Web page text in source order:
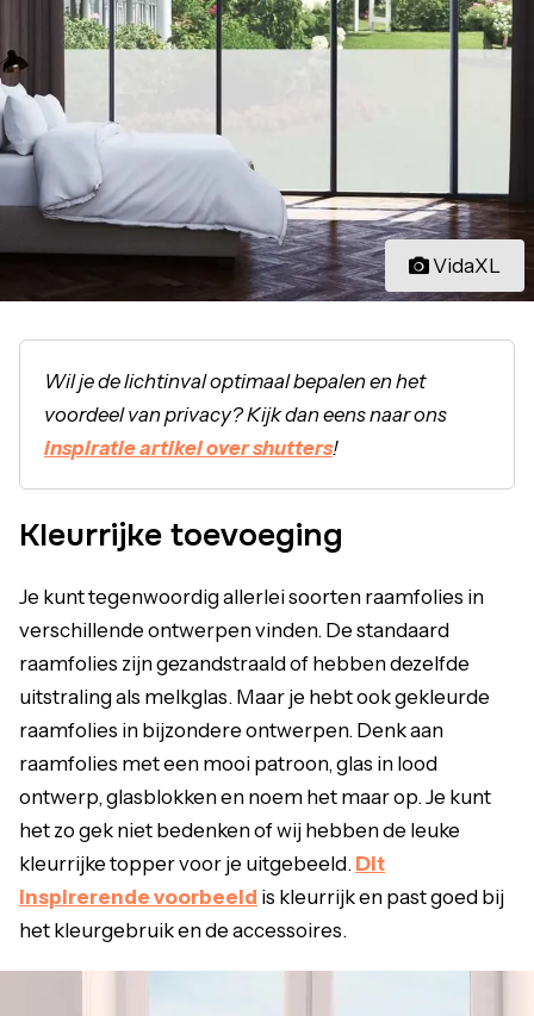
VidaXL
Wil je de lichtinval optimaal bepalen en het
voordeel van privacy? Kijk dan eens naar ons
inspiratie artikel over shutters!
Kleurrijke toevoeging
Je kunt tegenwoordig allerlei soorten raamfolies in
verschillende ontwerpen vinden. De standaard
raamfolies zijn gezandstraald of hebben dezelfde
uitstraling als melkglas. Maar je hebt ook gekleurde
raamfolies in bijzondere ontwerpen. Denk aan
raamfolies met een mooi patroon, glas in lood
ontwerp, glasblokken en noem het maar op. Je kunt
het zo gek niet bedenken of wij hebben de leuke
kleurrijke topper voor je uitgebeeld. Dit
inspirerende voorbeeld is kleurrijk en past goed bij
het kleurgebruik en de accessoires.